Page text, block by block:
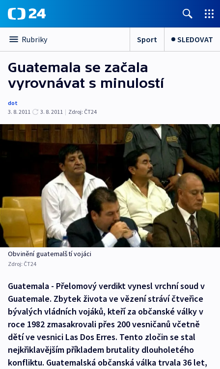
Rubriky Sport SLEDOVAT
Guatemala se začala
vyrovnávat s minulostí
dot
3. 8. 2011
3. 8. 2011 | Zdroj: ČT24
Obvinění guatemalští vojáci
Zdroj: ČT24
Guatemala - Přelomový verdikt vynesl vrchní soud v
Guatemale. Zbytek života ve vězení stráví čtveřice
bývalých vládních vojáků, kteří za občanské války v
roce 1982 zmasakrovali přes 200 vesničanů včetně
dětí ve vesnici Las Dos Erres. Tento zločin se stal
nejkřiklavějším příkladem brutality dlouholetého
konfliktu. Guatemalská občanská válka trvala 36 let,